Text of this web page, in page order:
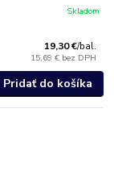
19,30 €/bal.
15,69 € bez DPH
Skladom
Pridať do košíka